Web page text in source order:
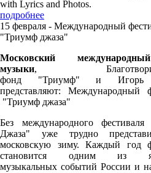
with Lyrics and Photos.
подробнее
15 февраля - Международный
"Триумф джаза"
Московский
музыки,
фонд "Триумф" и Игорь
представляют: Международный
"Триумф джаза"
Без международного
Джаза" уже трудно
московскую зиму. Каждый год
становится одним из
музыкальных событий России и